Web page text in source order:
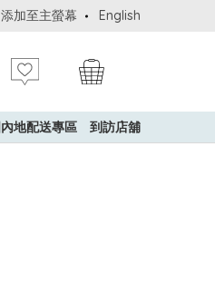
簽賬回贈！ 購買一般貨品(冷凍
添加至主螢幕 English
地配送專區 到訪店舖